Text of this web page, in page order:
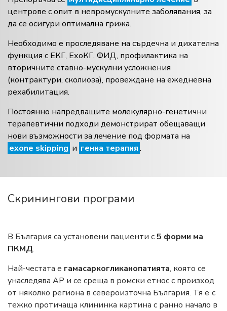
центрове с опит в невромускулните заболявания, за
да се осигури оптимална грижа.
Необходимо е проследяване на сърдечна и дихателна
функция с ЕКГ, ЕхоКГ, ФИД, профилактика на
вторичните ставно-мускулни усложнения
(контрактури, сколиоза), провеждане на ежедневна
рехабилитация.
Постоянно напредващите молекулярно-генетични
терапевтични подходи демонстрират обещаващи
нови възможности за лечение под формата на
exone skipping и генна терапия.
Скринингови програми
В България са установени пациенти с5 форми ма
ПКМД.
Най-честата е гамасаркогликанопатията, която се
унаследява АР и се среща в ромски етнос с произход
от няколко региона в североизточна България. Тя е с
тежко протичаща клининка картина с ранно начало в